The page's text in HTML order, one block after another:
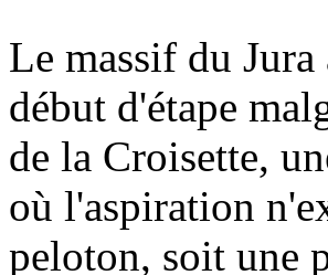
Le massif du
début d'étape
de la Croisette,
où l'aspiration
peloton, soit une